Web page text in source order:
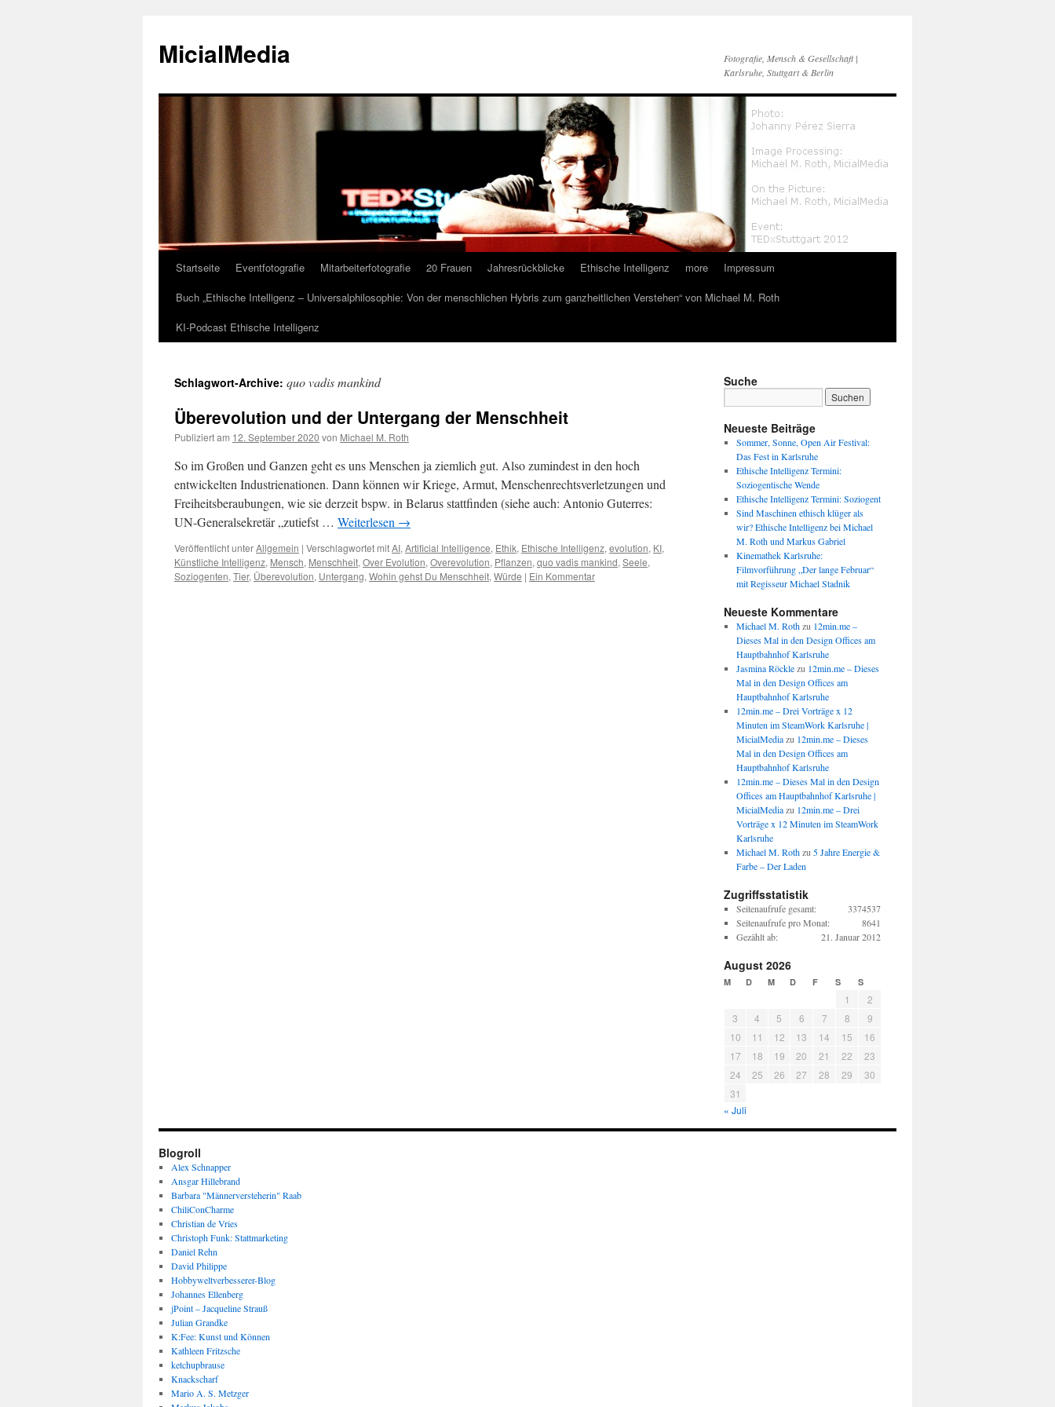
MicialMedia
Fotografie, Mensch & Gesellschaft |
Karlsruhe, Stuttgart & Berlin
Zum
Inhalt
springen
Startseite Eventfotografie Mitarbeiterfotografie 20 Frauen Jahresrückblicke Ethische Intelligenz more
Impressum
Buch „Ethische Intelligenz – Universalphilosophie: Von der menschlichen Hybris zum ganzheitlichen Verstehen“ von Michael M. Roth
KI-Podcast Ethische Intelligenz
Schlagwort-Archive: quo vadis mankind
Überevolution und der Untergang der Menschheit
Publiziert am 12. September 2020 von Michael M. Roth
So im Großen und Ganzen geht es uns Menschen ja ziemlich gut. Also zumindest in den hoch
entwickelten Industrienationen. Dann können wir Kriege, Armut, Menschenrechtsverletzungen und
Freiheitsberaubungen, wie sie derzeit bspw. in Belarus stattfinden (siehe auch: Antonio Guterres:
UN-Generalsekretär „zutiefst … Weiterlesen →
Veröffentlicht unterAllgemein | Verschlagwortet mitAI, Artificial Intelligence, Ethik, Ethische Intelligenz, evolution, KI,
Künstliche Intelligenz, Mensch, Menschheit, Over Evolution, Overevolution, Pflanzen, quo vadis mankind, Seele,
Soziogenten, Tier, Überevolution, Untergang, Wohin gehst Du Menschheit, Würde | Ein Kommentar
Suche
Neueste Beiträge
Sommer, Sonne, Open Air Festival:
Das Fest in Karlsruhe
Ethische Intelligenz Termini:
Soziogentische Wende
Ethische Intelligenz Termini: Soziogent
Sind Maschinen ethisch klüger als
wir? Ethische Intelligenz bei Michael
M. Roth und Markus Gabriel
Kinemathek Karlsruhe:
Filmvorführung „Der lange Februar“
mit Regisseur Michael Stadnik
Neueste Kommentare
Michael M. Rothzu 12min.me –
Dieses Mal in den Design Offices am
Hauptbahnhof Karlsruhe
Jasmina Röcklezu 12min.me – Dieses
Mal in den Design Offices am
Hauptbahnhof Karlsruhe
12min.me – Drei Vorträge x 12
Minuten im SteamWork Karlsruhe |
MicialMediazu 12min.me – Dieses
Mal in den Design Offices am
Hauptbahnhof Karlsruhe
12min.me – Dieses Mal in den Design
Offices am Hauptbahnhof Karlsruhe |
MicialMediazu 12min.me – Drei
Vorträge x 12 Minuten im SteamWork
Karlsruhe
Michael M. Rothzu 5 Jahre Energie &
Farbe – Der Laden
Zugriffsstatistik
3374537
Seitenaufrufe gesamt:
8641
Seitenaufrufe pro Monat:
21. Januar 2012
Gezählt ab:
August 2026
M D M D F S S
1
2
3
4 5 6 7 8
9
10
11 12 13 14 15
16
17
18 19 20 21 22
23
24
25 26 27 28 29
30
31
« Juli
Blogroll
Alex Schnapper
Ansgar Hillebrand
Barbara "Männerversteherin" Raab
ChiliConCharme
Christian de Vries
Christoph Funk: Stattmarketing
Daniel Rehn
David Philippe
Hobbyweltverbesserer-Blog
Johannes Ellenberg
jPoint – Jacqueline Strauß
Julian Grandke
K:Fee: Kunst und Können
Kathleen Fritzsche
ketchupbrause
Knackscharf
Mario A. S. Metzger